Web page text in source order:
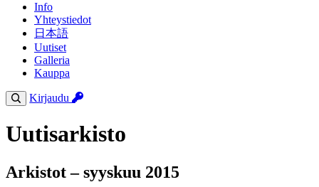
Info
Yhteystiedot
日本語
Uutiset
Galleria
Kauppa
Kirjaudu
Uutisarkisto
Arkistot – syyskuu 2015